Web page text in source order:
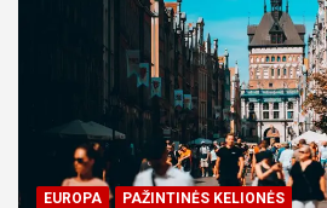
EUROPA PAŽINTINĖS KELIONĖS